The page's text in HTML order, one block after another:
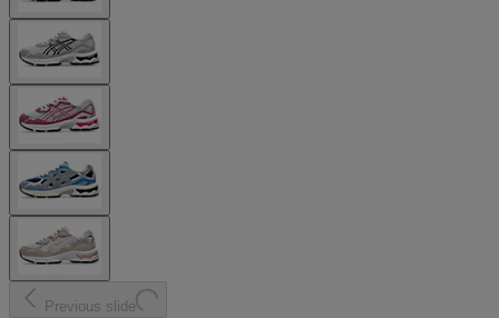
Previous slide